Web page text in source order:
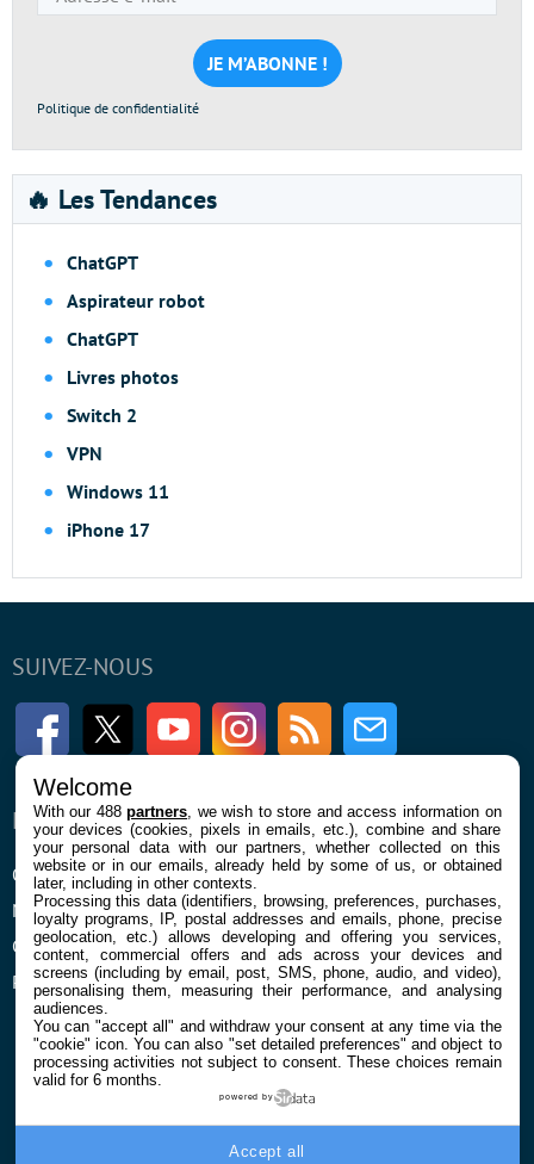
e-
mail
*
Politique de confidentialité
🔥 Les Tendances
ChatGPT
Aspirateur robot
ChatGPT
Livres photos
Switch 2
VPN
Windows 11
iPhone 17
SUIVEZ-NOUS
FacebookTwitter Youtube InstagramRSS Newsletter
ENTREPRISE
Qui sommes nous
Mentions légales et CGU
Confidentialité et Cookies
Préférences cookies
À PROPOS
La rédaction
Contact
Welcome
With our 488partners , we wish to store and access information on
your devices (cookies, pixels in emails, etc.), combine and share
your personal data with our partners, whether collected on this
website or in our emails, already held by some of us, or obtained
later, including in other contexts.
Processing this data (identifiers, browsing, preferences, purchases,
loyalty programs, IP, postal addresses and emails, phone, precise
geolocation, etc.) allows developing and offering you services,
content, commercial offers and ads across your devices and
screens (including by email, post, SMS, phone, audio, and video),
personalising them, measuring their performance, and analysing
audiences.
You can "accept all" and withdraw your consent at any time via the
"cookie" icon. You can also "set detailed preferences" and object to
processing activities not subject to consent. These choices remain
valid for 6 months.
powered by
Accept all